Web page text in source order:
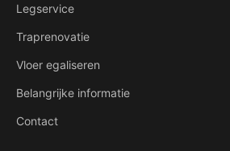
Legservice
Traprenovatie
Vloer egaliseren
Belangrijke informatie
Contact